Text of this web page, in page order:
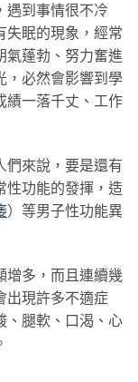
遇到事情很不冷
失眠的現象，經常
氣蓬勃、努力奮進
，必然會影響到學
績一落千丈、工作
們來說，要是還有
性功能的發揮，造
）等男子性功能異
增多，而且連續幾
出現許多不適症
、腿軟、口渴、心